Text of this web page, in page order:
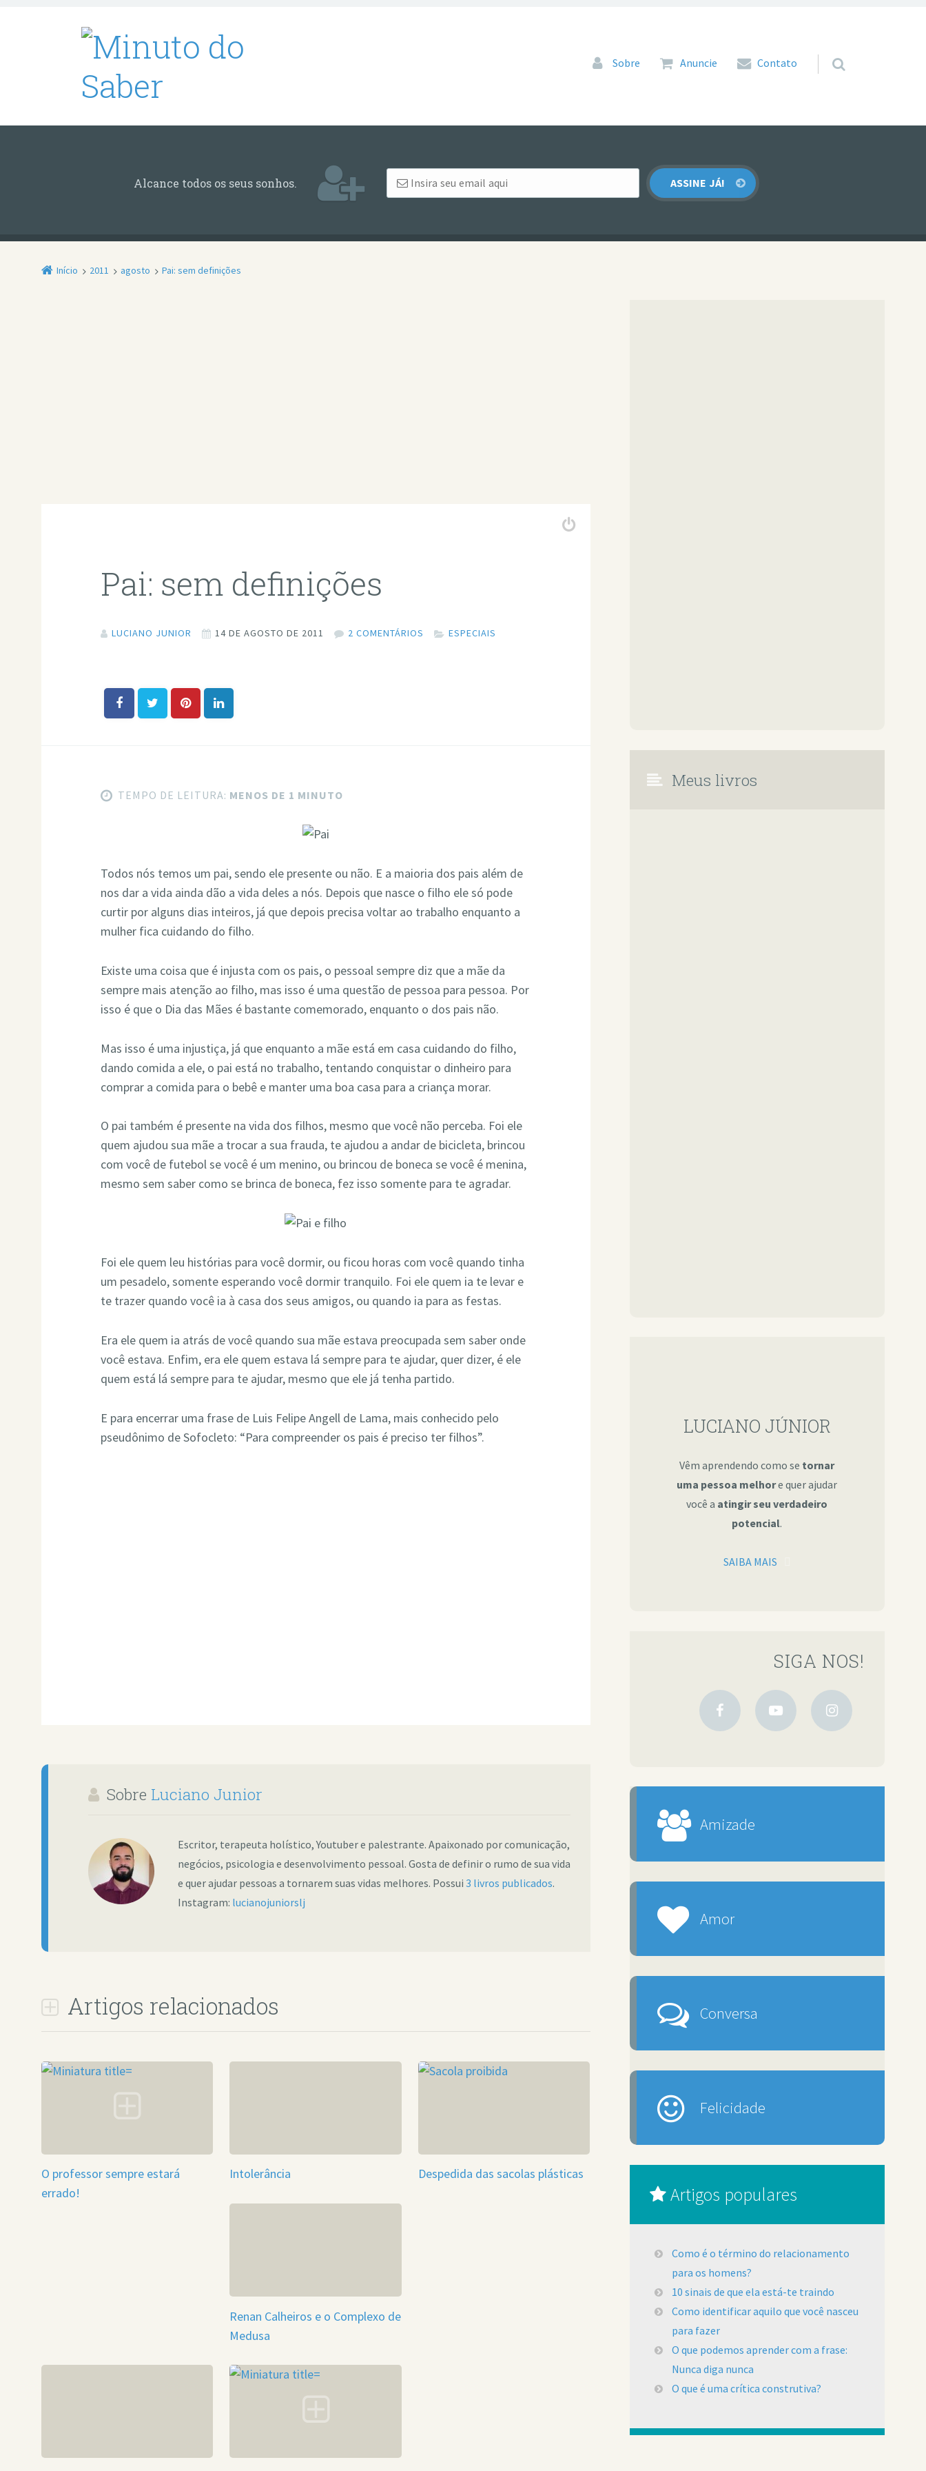
Pular para o conteúdo
Sobre Anuncie Contato
Alcance todos os seus sonhos.
Início 2011 agosto Pai: sem definições
Pai: sem definições
LUCIANO JUNIOR 14 DE AGOSTO DE 2011 2 COMENTÁRIOS ESPECIAIS
TEMPO DE LEITURA: MENOS DE 1 MINUTO
Todos nós temos um pai, sendo ele presente ou não. E a maioria dos pais além de
nos dar a vida ainda dão a vida deles a nós. Depois que nasce o filho ele só pode
curtir por alguns dias inteiros, já que depois precisa voltar ao trabalho enquanto a
mulher fica cuidando do filho.
Existe uma coisa que é injusta com os pais, o pessoal sempre diz que a mãe da
sempre mais atenção ao filho, mas isso é uma questão de pessoa para pessoa. Por
isso é que o Dia das Mães é bastante comemorado, enquanto o dos pais não.
Mas isso é uma injustiça, já que enquanto a mãe está em casa cuidando do filho,
dando comida a ele, o pai está no trabalho, tentando conquistar o dinheiro para
comprar a comida para o bebê e manter uma boa casa para a criança morar.
O pai também é presente na vida dos filhos, mesmo que você não perceba. Foi ele
quem ajudou sua mãe a trocar a sua frauda, te ajudou a andar de bicicleta, brincou
com você de futebol se você é um menino, ou brincou de boneca se você é menina,
mesmo sem saber como se brinca de boneca, fez isso somente para te agradar.
Foi ele quem leu histórias para você dormir, ou ficou horas com você quando tinha
um pesadelo, somente esperando você dormir tranquilo. Foi ele quem ia te levar e
te trazer quando você ia à casa dos seus amigos, ou quando ia para as festas.
Era ele quem ia atrás de você quando sua mãe estava preocupada sem saber onde
você estava. Enfim, era ele quem estava lá sempre para te ajudar, quer dizer, é ele
quem está lá sempre para te ajudar, mesmo que ele já tenha partido.
E para encerrar uma frase de Luis Felipe Angell de Lama, mais conhecido pelo
pseudônimo de Sofocleto: “Para compreender os pais é preciso ter filhos”.
Sobre Luciano Junior
Escritor, terapeuta holístico, Youtuber e palestrante. Apaixonado por comunicação,
negócios, psicologia e desenvolvimento pessoal. Gosta de definir o rumo de sua vida
e quer ajudar pessoas a tornarem suas vidas melhores. Possui 3 livros publicados.
Instagram: lucianojuniorslj
Artigos relacionados
O professor sempre estará
errado!
Intolerância Despedida das sacolas plásticas
Renan Calheiros e o Complexo de
Medusa
Meus livros
LUCIANO JÚNIOR
Vêm aprendendo como se tornar
uma pessoa melhore quer ajudar
você a atingir seu verdadeiro
potencial.
SAIBA MAIS
SIGA NOS!
Amizade
Amor
Conversa
Felicidade
Artigos populares
Como é o término do relacionamento
para os homens?
10 sinais de que ela está-te traindo
Como identificar aquilo que você nasceu
para fazer
O que podemos aprender com a frase:
Nunca diga nunca
O que é uma crítica construtiva?